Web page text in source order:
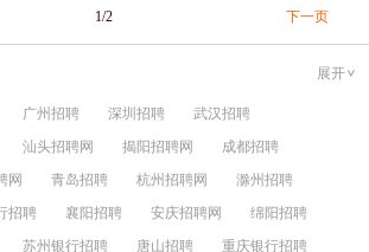
1/2 下一页
展开
广州招聘 深圳招聘
武汉招聘
汕头招聘网 揭阳招聘网
成都招聘
网 青岛招聘 杭州招聘网
滁州招聘
招聘 襄阳招聘 安庆招聘网
绵阳招聘
苏州银行招聘 唐山招聘
重庆银行招聘